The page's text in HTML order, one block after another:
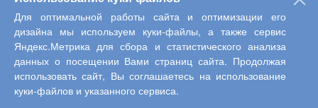
Copyright © 2013-2026 Центр научного сотрудничества «Интерактив
плюс»
Для оптимальной работы сайта и оптимизации его
дизайна мы используем куки-файлы, а также сервис
Яндекс.Метрика для сбора и статистического анализа
данных о посещении Вами страниц сайта. Продолжая
использовать сайт, Вы соглашаетесь на использование
куки-файлов и указанного сервиса.